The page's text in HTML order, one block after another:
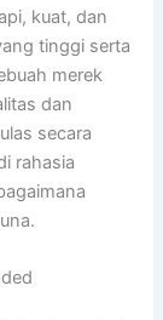
kuat, dan
tinggi serta
merek
dan
secara
rahasia